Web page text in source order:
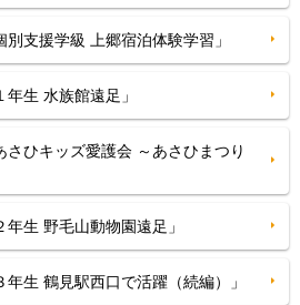
支援学級 上郷宿泊体験学習」
生 水族館遠足」
さひキッズ愛護会 ～あさひまつり
生 野毛山動物園遠足」
生 鶴見駅西口で活躍（続編）」